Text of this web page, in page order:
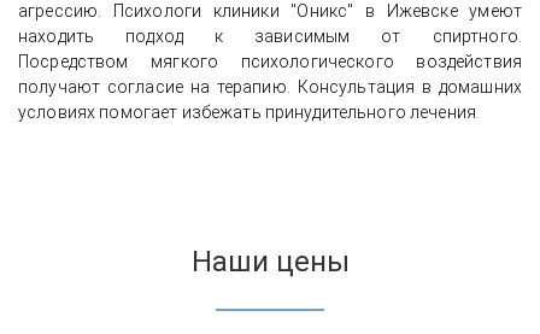
агрессию. Психологи клиники "Оникс" в Ижевске умеют
находить подход к зависимым от спиртного.
Посредством мягкого психологического воздействия
получают согласие на терапию. Консультация в домашних
условиях помогает избежать принудительного лечения.
Наши цены